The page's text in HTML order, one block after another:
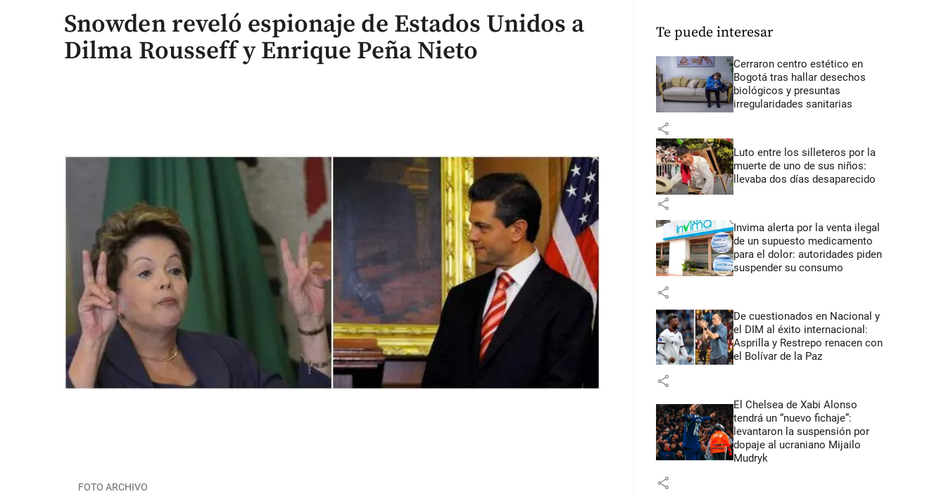
Snowden reveló espionaje de Estados Unidos a
Dilma Rousseff y Enrique Peña Nieto
FOTO ARCHIVO
Te puede interesar
Cerraron centro estético en
Bogotá tras hallar desechos
biológicos y presuntas
irregularidades sanitarias
share
Luto entre los silleteros por la
muerte de uno de sus niños:
llevaba dos días desaparecido
share
Invima alerta por la venta ilegal
de un supuesto medicamento
para el dolor: autoridades piden
suspender su consumo
share
De cuestionados en Nacional y
el DIM al éxito internacional:
Asprilla y Restrepo renacen con
el Bolívar de la Paz
share
El Chelsea de Xabi Alonso
tendrá un “nuevo fichaje”:
levantaron la suspensión por
dopaje al ucraniano Mijailo
Mudryk
share